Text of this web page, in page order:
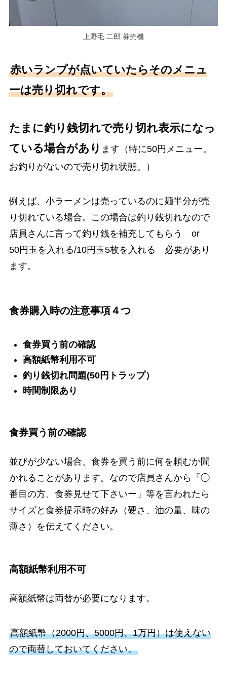
上野毛 二郎 券売機
赤いランプが点いていたらそのメニュ
ーは売り切れです。
たまに釣り銭切れで売り切れ表示になっ
ている場合があり ます（特に50円メニュー。
お釣りがないので売り切れ状態。）
例えば、小ラーメンは売っているのに麺半分が売
り切れている場合。この場合は釣り銭切れなので
店員さんに言って釣り銭を補充してもらう or
50円玉を入れる/10円玉5枚を入れる 必要があり
ます。
食券購入時の注意事項４つ
食券買う前の確認
高額紙幣利用不可
釣り銭切れ問題(50円トラップ）
時間制限あり
食券買う前の確認
並びが少ない場合、食券を買う前に何を頼むか聞
かれることがあります。なので店員さんから「◯
番目の方、食券見せて下さいー」等を言われたら
サイズと食券提示時の好み（硬さ、油の量、味の
薄さ）を伝えてください。
高額紙幣利用不可
高額紙幣は両替が必要になります。
高額紙幣（2000円、5000円、1万円）は使えない
ので両替しておいてください。